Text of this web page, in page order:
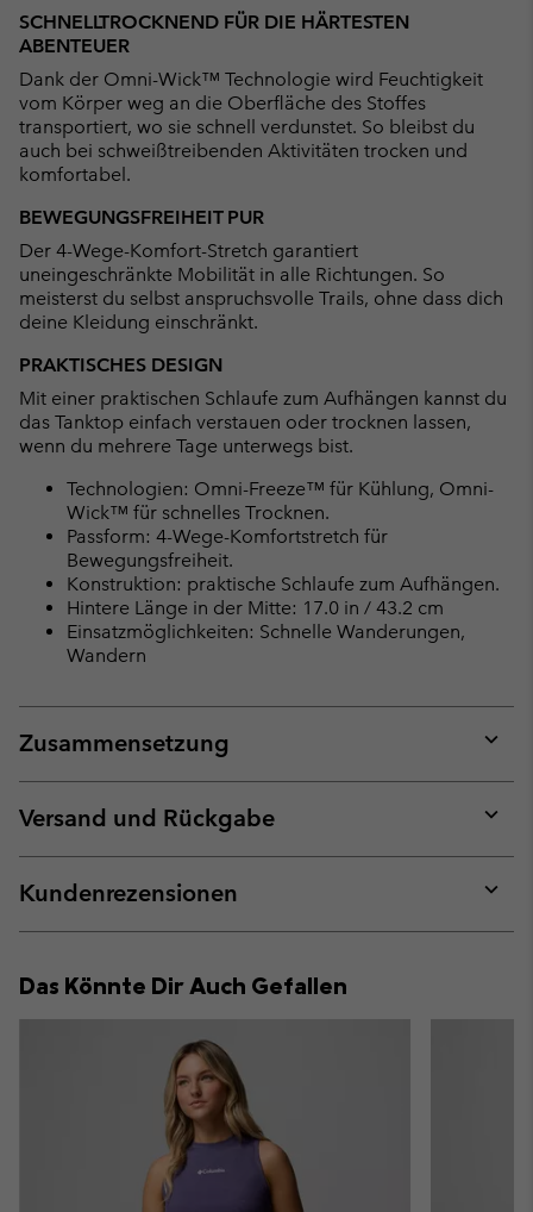
SCHNELLTROCKNEND FÜR DIE HÄRTESTEN
ABENTEUER
Dank der Omni-Wick™ Technologie wird Feuchtigkeit
vom Körper weg an die Oberfläche des Stoffes
transportiert, wo sie schnell verdunstet. So bleibst du
auch bei schweißtreibenden Aktivitäten trocken und
komfortabel.
BEWEGUNGSFREIHEIT PUR
Der 4-Wege-Komfort-Stretch garantiert
uneingeschränkte Mobilität in alle Richtungen. So
meisterst du selbst anspruchsvolle Trails, ohne dass dich
deine Kleidung einschränkt.
PRAKTISCHES DESIGN
Mit einer praktischen Schlaufe zum Aufhängen kannst du
das Tanktop einfach verstauen oder trocknen lassen,
wenn du mehrere Tage unterwegs bist.
Technologien: Omni-Freeze™ für Kühlung, Omni-
Wick™ für schnelles Trocknen.
Passform: 4-Wege-Komfortstretch für
Bewegungsfreiheit.
Konstruktion: praktische Schlaufe zum Aufhängen.
Hintere Länge in der Mitte: 17.0 in / 43.2 cm
Einsatzmöglichkeiten: Schnelle Wanderungen,
Wandern
Zusammensetzung
or
Versand und Rückgabe
or
Kundenrezensionen
or
Das Könnte Dir Auch Gefallen